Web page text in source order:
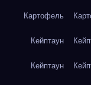
Картофель
Кейптаун
Кейптаун